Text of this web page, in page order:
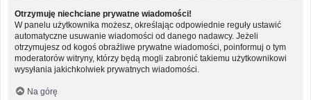
Otrzymuję niechciane prywatne wiadomości!
W panelu użytkownika możesz, określając odpowiednie reguły ustawić
automatyczne usuwanie wiadomości od danego nadawcy. Jeżeli
otrzymujesz od kogoś obraźliwe prywatne wiadomości, poinformuj o tym
moderatorów witryny, którzy będą mogli zabronić takiemu użytkownikowi
wysyłania jakichkolwiek prywatnych wiadomości.
Na górę